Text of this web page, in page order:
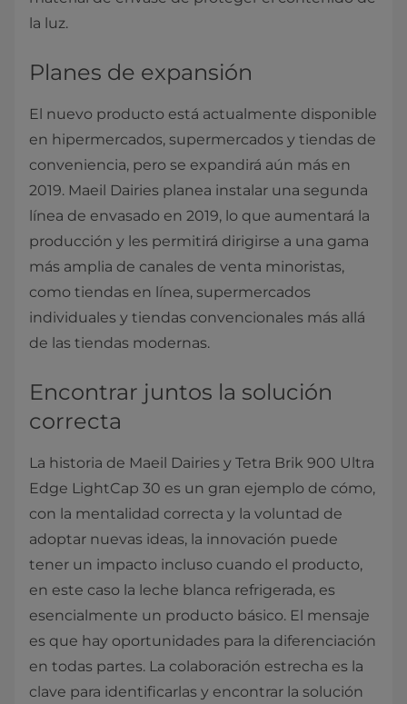
la luz.
Planes de expansión
El nuevo producto está actualmente disponible
en hipermercados, supermercados y tiendas de
conveniencia, pero se expandirá aún más en
2019. Maeil Dairies planea instalar una segunda
línea de envasado en 2019, lo que aumentará la
producción y les permitirá dirigirse a una gama
más amplia de canales de venta minoristas,
como tiendas en línea, supermercados
individuales y tiendas convencionales más allá
de las tiendas modernas.
Encontrar juntos la solución
correcta
La historia de Maeil Dairies y Tetra Brik 900 Ultra
Edge LightCap 30 es un gran ejemplo de cómo,
con la mentalidad correcta y la voluntad de
adoptar nuevas ideas, la innovación puede
tener un impacto incluso cuando el producto,
en este caso la leche blanca refrigerada, es
esencialmente un producto básico. El mensaje
es que hay oportunidades para la diferenciación
en todas partes. La colaboración estrecha es la
clave para identificarlas y encontrar la solución